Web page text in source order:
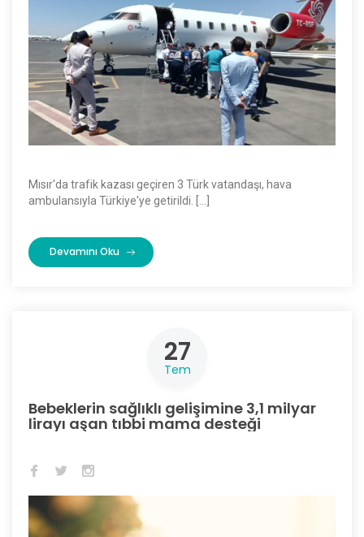
Mısır'da trafik kazası geçiren 3 Türk vatandaşı, hava
ambulansıyla Türkiye'ye getirildi. […]
Devamını Oku
27
Tem
Bebeklerin sağlıklı gelişimine 3,1 milyar
lirayı aşan tıbbi mama desteği